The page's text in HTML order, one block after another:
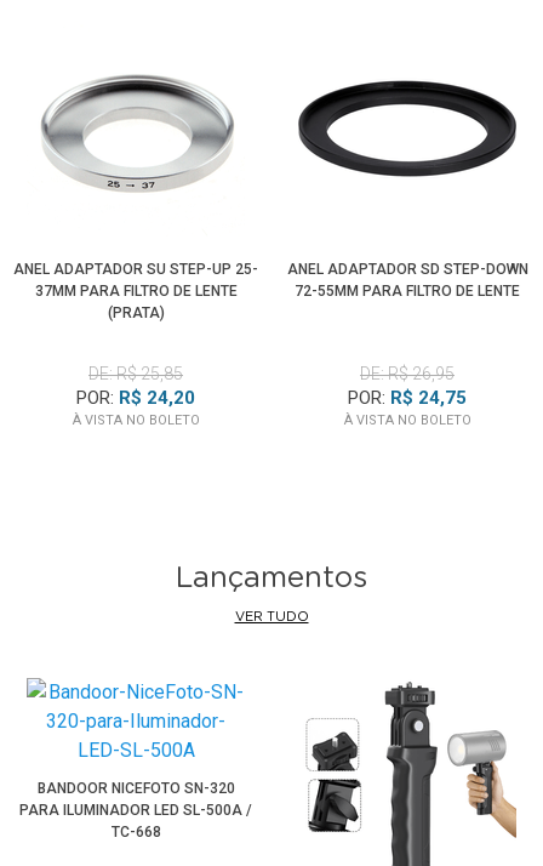
ANEL ADAPTADOR SU STEP-UP 25-
37MM PARA FILTRO DE LENTE
(PRATA)
DE: R$ 25,85
POR: R$ 24,20
À VISTA NO BOLETO
ANEL ADAPTADOR SD STEP-DOWN
72-55MM PARA FILTRO DE LENTE
DE: R$ 26,95
POR: R$ 24,75
À VISTA NO BOLETO
Lançamentos
VER TUDO
BANDOOR NICEFOTO SN-320
PARA ILUMINADOR LED SL-500A /
TC-668